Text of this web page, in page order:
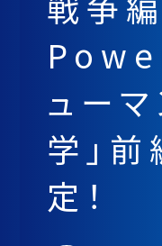
ュー
学」
定！